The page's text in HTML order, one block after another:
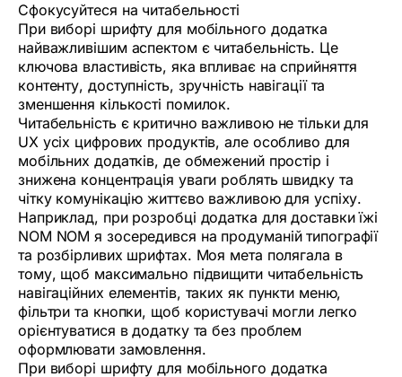
Сфокусуйтеся на читабельності
При виборі шрифту для мобільного додатка
найважливішим аспектом є читабельність. Це
ключова властивість, яка впливає на сприйняття
контенту, доступність, зручність навігації та
зменшення кількості помилок.
Читабельність є критично важливою не тільки для
UX усіх цифрових продуктів, але особливо для
мобільних додатків, де обмежений простір і
знижена концентрація уваги роблять швидку та
чітку комунікацію життєво важливою для успіху.
Наприклад, при розробці додатка для доставки їжі
NOM NOM я зосередився на продуманій типографії
та розбірливих шрифтах. Моя мета полягала в
тому, щоб максимально підвищити читабельність
навігаційних елементів, таких як пункти меню,
фільтри та кнопки, щоб користувачі могли легко
орієнтуватися в додатку та без проблем
оформлювати замовлення.
При виборі шрифту для мобільного додатка